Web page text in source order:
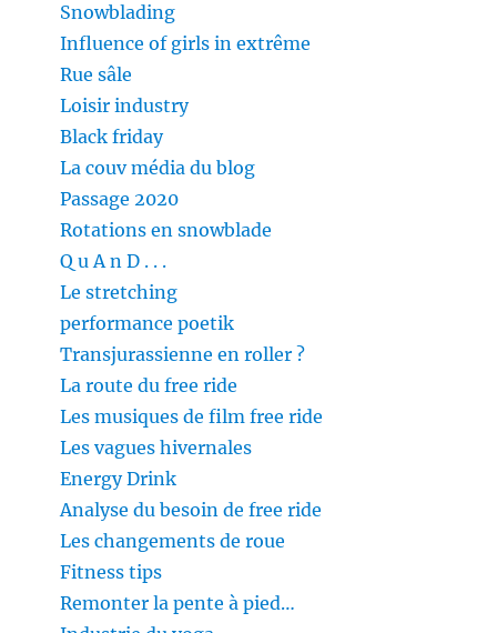
Snowblading
Influence of girls in extrême
Rue sâle
Loisir industry
Black friday
La couv média du blog
Passage 2020
Rotations en snowblade
Q u A n D . . .
Le stretching
performance poetik
Transjurassienne en roller ?
La route du free ride
Les musiques de film free ride
Les vagues hivernales
Energy Drink
Analyse du besoin de free ride
Les changements de roue
Fitness tips
Remonter la pente à pied…